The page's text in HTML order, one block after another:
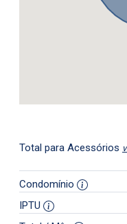
Total para Acessórios
Condomínio
IPTU